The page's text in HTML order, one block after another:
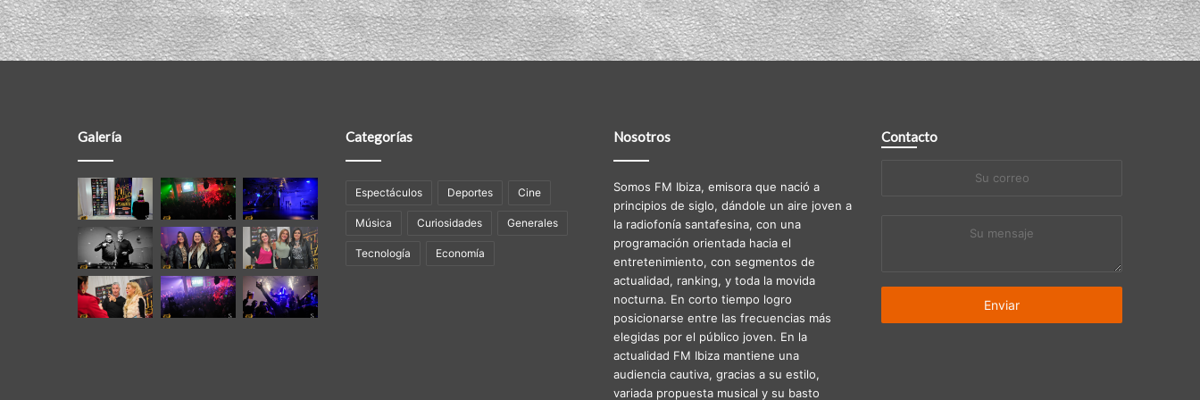
Galería Categorías
Espectáculos Deportes Cine
Música Curiosidades Generales
Tecnología Economía
Nosotros
Somos FM Ibiza, emisora que nació a
principios de siglo, dándole un aire joven a
la radiofonía santafesina, con una
programación orientada hacia el
entretenimiento, con segmentos de
actualidad, ranking, y toda la movida
nocturna. En corto tiempo logro
posicionarse entre las frecuencias más
elegidas por el público joven. En la
actualidad FM Ibiza mantiene una
audiencia cautiva, gracias a su estilo,
variada propuesta musical y su basto
Contacto